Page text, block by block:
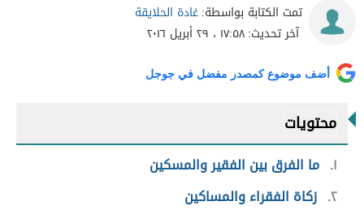
تمت الكتابة بواسطة:غادة الحلايقة
آخر تحديث:١٧:٥٨ ، ٢٩ أبريل ٢٠١٦
أضف موضوع كمصدر مفضل في جوجل
محتويات
١ ما الفرق بين الفقير والمسكين
٢ زكاة الفقراء والمساكين